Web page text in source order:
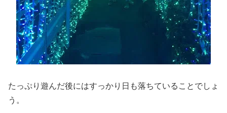
たっぷり遊んだ後にはすっかり日も落ちていることでしょ
う。